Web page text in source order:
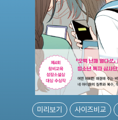
미리보기 사이즈비교